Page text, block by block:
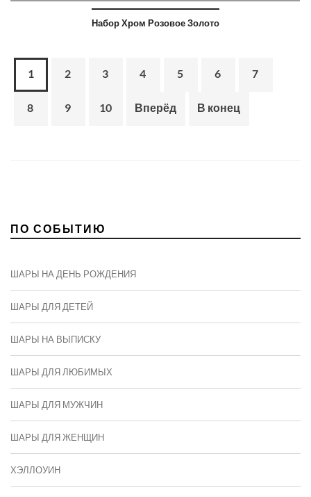
Набор Хром Розовое Золото
1 2 3 4 5 6 7
8 9 10 Вперёд В конец
ПО СОБЫТИЮ
ШАРЫ НА ДЕНЬ РОЖДЕНИЯ
ШАРЫ ДЛЯ ДЕТЕЙ
ШАРЫ НА ВЫПИСКУ
ШАРЫ ДЛЯ ЛЮБИМЫХ
ШАРЫ ДЛЯ МУЖЧИН
ШАРЫ ДЛЯ ЖЕНЩИН
ХЭЛЛОУИН